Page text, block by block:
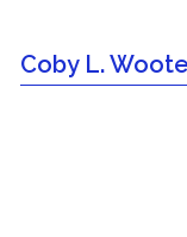
Coby L.